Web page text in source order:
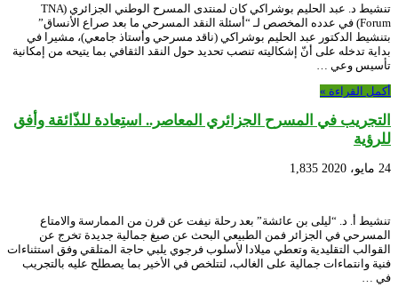
تنشيط د. عبد الحليم بوشراكي كان لمنتدى المسرح الوطني الجزائري (TNA
Forum) في عدده المخصص لـ “أسئلة النقد المسرحي ما بعد صراع الأنساق”
بتنشيط الدكتور عبد الحليم بوشراكي (ناقد مسرحي وأستاذ جامعي)، مشيرا في
بداية تدخله على أنّ إشكاليته تنصب تحديد حول النقد الثقافي بما يتيحه من إمكانية
تأسيس وعي …
أكمل القراءة »
التجريب في المسرح الجزائري المعاصر.. استِعادة للذّائقة وأفق
للرؤية
24 مايو، 2020 1,835
تنشيط أ. د. “ليلى بن عائشة” بعد رحلة نيفت عن قرن من الممارسة والامتاع
المسرحي في الجزائر فمن الطبيعي البحث عن صيغ جمالية جديدة تخرج عن
القوالب التقليدية وتعطي ميلادا لأسلوب فرجوي يلبي حاجة المتلقي وفق استثناءات
فنية وانتماءات جمالية على الغالب، لتتلخص في الأخير بما يصطلح عليه بالتجريب
في …